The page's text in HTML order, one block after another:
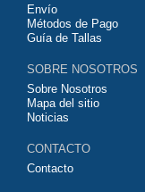
posible.
Envío
Métodos de Pago
Guía de Tallas
SOBRE NOSOTROS
Sobre Nosotros
Mapa del sitio
Noticias
CONTACTO
Contacto